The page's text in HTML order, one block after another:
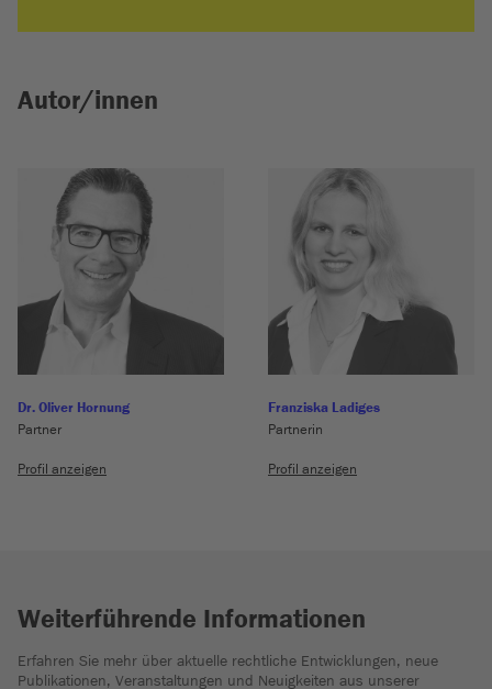
Autor/innen
Dr. Oliver Hornung
Partner
Profil anzeigen
Franziska Ladiges
Partnerin
Profil anzeigen
Weiterführende Informationen
Erfahren Sie mehr über aktuelle rechtliche Entwicklungen, neue
Publikationen, Veranstaltungen und Neuigkeiten aus unserer